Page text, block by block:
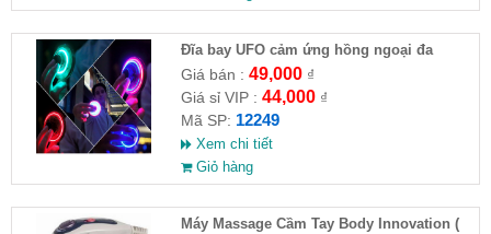
Đĩa bay UFO cảm ứng hồng ngoại đa
chiều tự động bay về
Giá bán : 49,000₫
Giá sỉ VIP : 44,000₫
Mã SP: 12249
Xem chi tiết
Giỏ hàng
Máy Massage Cầm Tay Body Innovation (